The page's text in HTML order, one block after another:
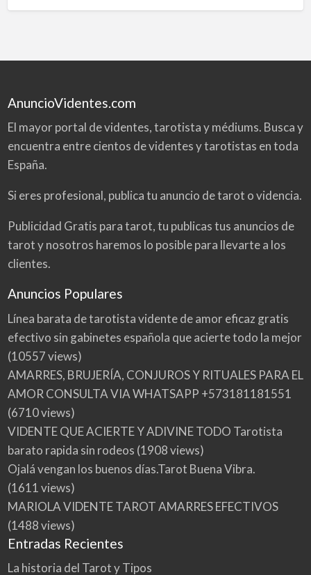
AnuncioVidentes.com
El mayor portal de videntes, tarotista y médiums. Busca y
encuentra entre cientos de videntes y tarotistas en toda
España.
Si eres profesional, publica tu anuncio de tarot o videncia.
Publicidad Gratis para tarot, tu publicas tus anuncios de
tarot y nosotros haremos lo posible para llevarte a los
clientes.
Anuncios Populares
Línea barata de tarotista vidente de amor eficaz gratis
efectivo sin gabinetes española que acierte todo la mejor
(10557 views)
AMARRES, BRUJERÍA, CONJUROS Y RITUALES PARA EL
AMOR CONSULTA VIA WHATSAPP +573181181551
(6710 views)
VIDENTE QUE ACIERTE Y ADIVINE TODO Tarotista
barato rapida sin rodeos (1908 views)
Ojalá vengan los buenos días.Tarot Buena Vibra.
(1611 views)
MARIOLA VIDENTE TAROT AMARRES EFECTIVOS
(1488 views)
Entradas Recientes
La historia del Tarot y Tipos